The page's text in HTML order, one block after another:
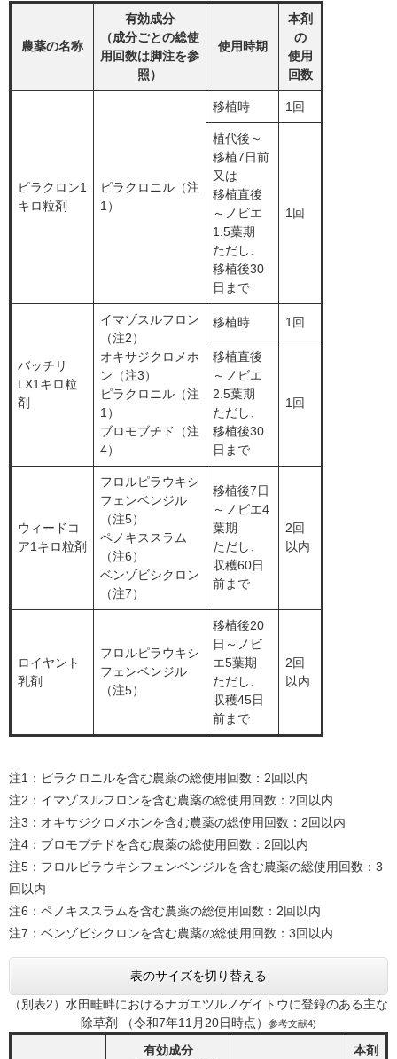
農薬の名称
有効成分
（成分ごとの総使
用回数は脚注を参
照）
使用時期
本剤
の
使用
回数
ピラクロン1
キロ粒剤
ピラクロニル（注
1）
移植時 1回
植代後～
移植7日前
又は
移植直後
～ノビエ
1.5葉期
ただし、
移植後30
日まで
1回
バッチリ
LX1キロ粒
剤
イマゾスルフロン
（注2）
オキサジクロメホ
ン（注3）
ピラクロニル（注
1）
ブロモブチド（注
4）
移植時 1回
移植直後
～ノビエ
2.5葉期
ただし、
移植後30
日まで
1回
ウィードコ
ア1キロ粒剤
フロルピラウキシ
フェンベンジル
（注5）
ペノキススラム
（注6）
ベンゾビシクロン
（注7）
移植後7日
～ノビエ4
葉期
ただし、
収穫60日
前まで
2回
以内
ロイヤント
乳剤
フロルピラウキシ
フェンベンジル
（注5）
移植後20
日～ノビ
エ5葉期
ただし、
収穫45日
前まで
2回
以内
注1：ピラクロニルを含む農薬の総使用回数：2回以内
注2：イマゾスルフロンを含む農薬の総使用回数：2回以内
注3：オキサジクロメホンを含む農薬の総使用回数：2回以内
注4：ブロモブチドを含む農薬の総使用回数：2回以内
注5：フロルピラウキシフェンベンジルを含む農薬の総使用回数：3
回以内
注6：ペノキススラムを含む農薬の総使用回数：2回以内
注7：ベンゾビシクロンを含む農薬の総使用回数：3回以内
表のサイズを切り替える
（別表2）水田畦畔におけるナガエツルノゲイトウに登録のある主な
除草剤 （令和7年11月20日時点）
参考文献4)
有効成分
本剤